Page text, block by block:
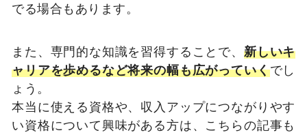
でる場合もあります。
また、専門的な知識を習得することで、 新しいキ
ャリアを歩めるなど将来の幅も広がっていくでし
ょう。
本当に使える資格や、収入アップにつながりやす
い資格について興味がある方は、こちらの記事も